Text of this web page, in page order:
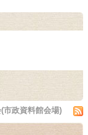
市政資料館会場)